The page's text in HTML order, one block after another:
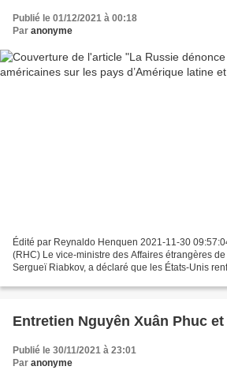
Publié le 01/12/2021 à 00:18
Par anonyme
Édité par Reynaldo Henquen 2021-11-30
(RHC) Le vice-ministre des Affaires étrangères
Sergueï Riabkov, a déclaré que les États-Unis
Entretien Nguyên Xuân Phuc
Publié le 30/11/2021 à 23:01
Par anonyme